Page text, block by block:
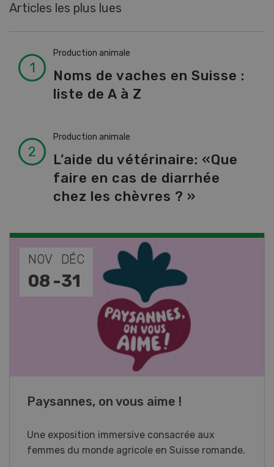
Articles les plus lues
Production animale
Noms de vaches en Suisse :
liste de A à Z
Production animale
L’aide du vétérinaire: «Que
faire en cas de diarrhée
chez les chèvres ? »
NOV
17 -
JAN
26
Cours spécialisé Aquaculture
Vous élevez des poissons ou songez à le faire?
Ce cours vous équipe du savoir nécessaire. Si